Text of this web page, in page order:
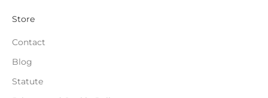
Store
Contact
Blog
Statute